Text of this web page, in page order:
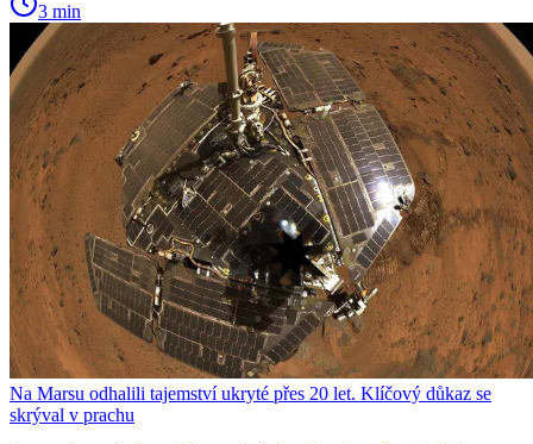
3 min
Na Marsu odhalili tajemství ukryté přes 20 let. Klíčový důkaz se
skrýval v prachu